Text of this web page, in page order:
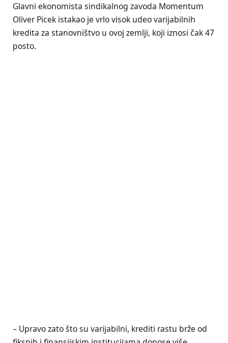
Glavni ekonomista sindikalnog zavoda Momentum
Oliver Picek istakao je vrlo visok udeo varijabilnih
kredita za stanovništvo u ovoj zemlji, koji iznosi čak 47
posto.
– Upravo zato što su varijabilni, krediti rastu brže od